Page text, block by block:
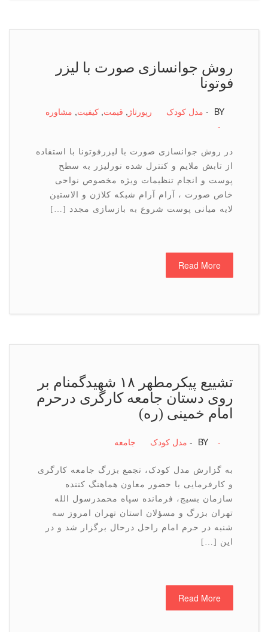
روش جوانسازی صورت با لیزر
فوتونا
BY - مدل کودک رپورتاژ , قیمت, كیفیت, مشاوره
-
در روش جوانسازی صورت با لیزرفوتونا با استفاده
از تابش ملایم و کنترل شده نورلیزر به سطح
پوست و انجام تنظیمات ویژه مخصوص نواحی
خاص صورت ، آرام آرام شبکه کلاژن و الاستین
لایه میانی پوست شروع به بازسازی مجدد […]
Read More
تشییع پیکرمطهر ۱۸ شهیدگمنام بر
روی دستان جامعه کارگری درحرم
امام خمینی (ره)
BY - مدل کودک جامعه -
به گزارش مدل کودک، تجمع بزرگ جامعه کارگری
و کارفرمایی با حضور معاون هماهنگ کننده
سازمان بسیج، فرمانده سپاه محمدرسول الله
تهران بزرگ و مسؤلان استان تهران امروز سه
شنبه در حرم امام راحل درحال برگزار شد و در
این […]
Read More